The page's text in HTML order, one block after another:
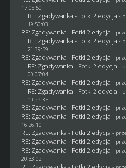
17:05:50
RE: Zgadywanka - Fotki 2 edycja -
19:50:03
RE: Zgadywanka - Fotki 2 edycja -
RE: Zgadywanka - Fotki 2 edycja -
21:39:59
RE: Zgadywanka - Fotki 2 edycja -
RE: Zgadywanka - Fotki 2 edycja -
00:07:04
RE: Zgadywanka - Fotki 2 edycja -
RE: Zgadywanka - Fotki 2 edycja -
00:29:35
RE: Zgadywanka - Fotki 2 edycja -
RE: Zgadywanka - Fotki 2 edycja -
16:26:10
RE: Zgadywanka - Fotki 2 edycja -
RE: Zgadywanka - Fotki 2 edycja -
RE: Zgadywanka - Fotki 2 edycja -
20:33:02